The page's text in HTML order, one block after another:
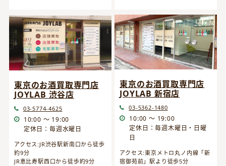
東京のお酒買取専門店
JOYLAB 渋谷店
03-5774-4625
10:00 ～ 19:00
定休日：毎週水曜日
アクセス:JR渋谷駅新南口から徒歩
約9分
JR恵比寿駅西口から徒歩約9分
東京のお酒買取専門店
JOYLAB 新宿店
03-5362-1480
10:00 ～ 19:00
定休日：毎週木曜日・日曜
日
アクセス:東京メトロ丸ノ内線「新
宿御苑前」駅より徒歩5分